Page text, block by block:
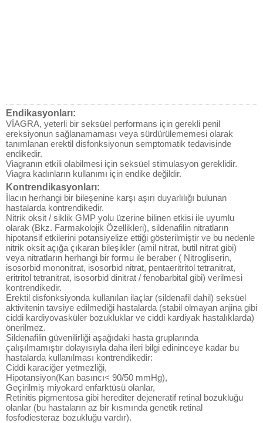
Endikasyonları:
VİAGRA, yeterli bir seksüel performans için gerekli penil
ereksiyonun sağlanamaması veya sürdürülememesi olarak
tanımlanan erektil disfonksiyonun semptomatik tedavisinde
endikedir.
Viagranın etkili olabilmesi için seksüel stimulasyon gereklidir.
Viagra kadınların kullanımı için endike değildir.
Kontrendikasyonları:
İlacın herhangi bir bileşenine karşı aşırı duyarlılığı bulunan
hastalarda kontrendikedir.
Nitrik oksit / siklik GMP yolu üzerine bilinen etkisi ile uyumlu
olarak (Bkz. Farmakolojik Özellikleri), sildenafilin nitratların
hipotansif etkilerini potansiyelize ettiği gösterilmiştir ve bu nedenle
nitrik oksit açığa çıkaran bileşikler (amil nitrat, butil nitrat gibi)
veya nitratların herhangi bir formu ile beraber ( Nitrogliserin,
isosorbid mononitrat, isosorbid nitrat, pentaeritritol tetranitrat,
eritritol tetranitrat, isosorbid dinitrat / fenobarbital gibi) verilmesi
kontrendikedir.
Erektil disfonksiyonda kullanılan ilaçlar (sildenafil dahil) seksüel
aktivitenin tavsiye edilmediği hastalarda (stabil olmayan anjina gibi
ciddi kardiyovasküler bozukluklar ve ciddi kardiyak hastalıklarda)
önerilmez.
Sildenafilin güvenilirliği aşağıdaki hasta gruplarında
çalışılmamıştır dolayısıyla daha ileri bilgi edininceye kadar bu
hastalarda kullanılması kontrendikedir:
Ciddi karaciğer yetmezliği,
Hipotansiyon(Kan basıncı< 90/50 mmHg),
Geçirilmiş miyokard enfarktüsü olanlar,
Retinitis pigmentosa gibi herediter dejeneratif retinal bozukluğu
olanlar (bu hastaların az bir kısmında genetik retinal
fosfodiesteraz bozukluğu vardır).